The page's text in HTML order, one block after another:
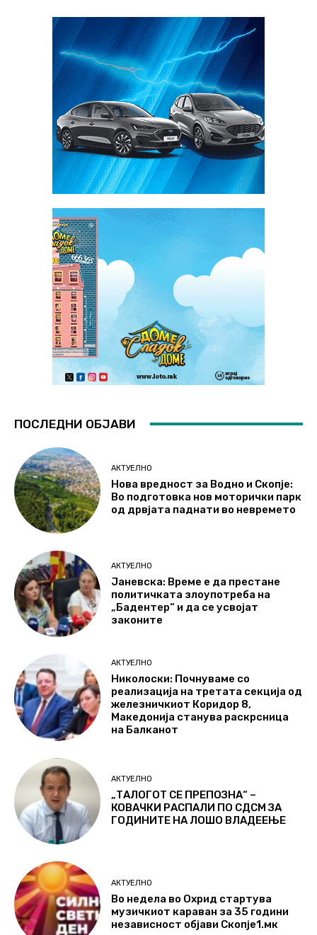
ПОСЛЕДНИ ОБЈАВИ
АКТУЕЛНО
Нова вредност за Водно и Скопје:
Во подготовка нов моторички парк
од дрвјата паднати во невремето
АКТУЕЛНО
Јаневска: Време е да престане
политичката злоупотреба на
„Бадентер“ и да се усвојат
законите
АКТУЕЛНО
Николоски: Почнуваме со
реализација на третата секција од
железничкиот Коридор 8,
Македонија станува раскрсница
на Балканот
АКТУЕЛНО
„ТАЛОГОТ СЕ ПРЕПОЗНА“ –
КОВАЧКИ РАСПАЛИ ПО СДСМ ЗА
ГОДИНИТЕ НА ЛОШО ВЛАДЕЕЊЕ
АКТУЕЛНО
Во недела во Охрид стартува
музичкиот караван за 35 години
независност објави Скопје1.мк